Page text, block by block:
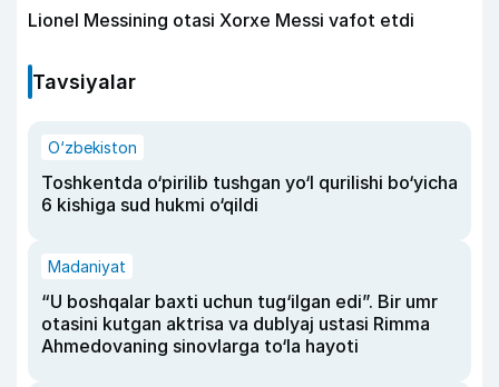
Lionel Messining otasi Xorxe Messi vafot etdi
Tavsiyalar
O‘zbekiston
Toshkentda o‘pirilib tushgan yo‘l qurilishi bo‘yicha
6 kishiga sud hukmi o‘qildi
Madaniyat
“U boshqalar baxti uchun tug‘ilgan edi”. Bir umr
otasini kutgan aktrisa va dublyaj ustasi Rimma
Ahmedovaning sinovlarga to‘la hayoti